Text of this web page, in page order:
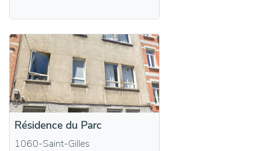
Résidence du Parc
1060-Saint-Gilles